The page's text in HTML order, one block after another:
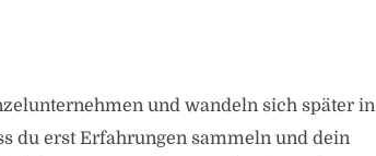
und wandeln sich später in
du erst Erfahrungen sammeln und dein